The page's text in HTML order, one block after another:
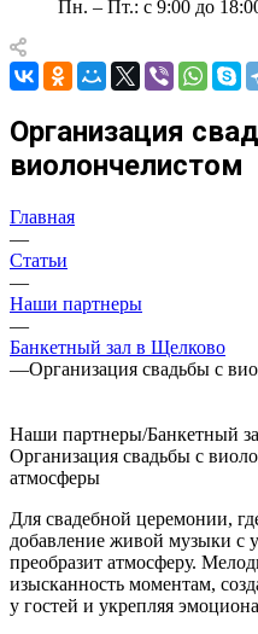
Пн. – Пт.: с 9:00 до
Организация
виолончелистом
Главная
—
Статьи
—
Наши партнеры
—
Банкетный зал в Щелково
—Организация свадьбы с
Наши партнеры/Банкетный
Организация свадьбы с
атмосферы
Для свадебной церемонии,
добавление живой музыки с
преобразит атмосферу.
изысканность моментам,
у гостей и укрепляя